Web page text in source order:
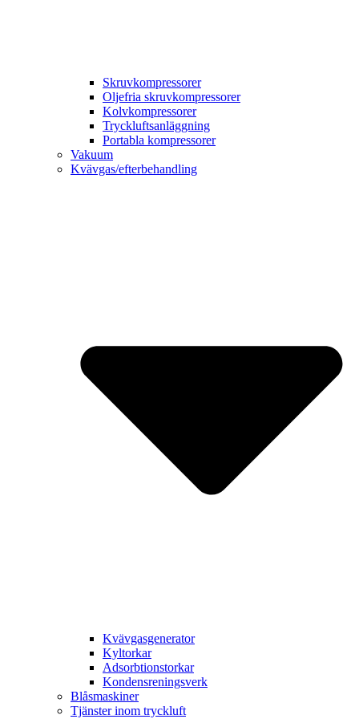
Skruvkompressorer
Oljefria skruvkompressorer
Kolvkompressorer
Tryckluftsanläggning
Portabla kompressorer
Vakuum
Kvävgas/efterbehandling
Kvävgasgenerator
Kyltorkar
Adsorbtionstorkar
Kondensreningsverk
Blåsmaskiner
Tjänster inom tryckluft